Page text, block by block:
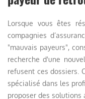
Lorsque vous êtes
compagnies
"mauvais payeurs",
recherche d'une
refusent ces dossiers.
spécialisé dans les
proposer des solutions